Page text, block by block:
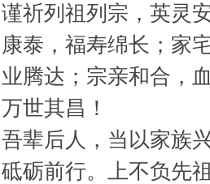
谨祈列祖列宗，英灵
康泰，福寿绵长；家
业腾达；宗亲和合，
万世其昌！
吾辈后人，当以家族
砥砺前行。上不负先